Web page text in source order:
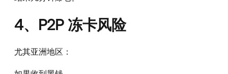
4、P2P 冻卡风险
尤其亚洲地区：